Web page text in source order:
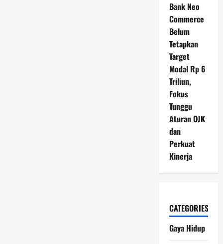
Bank Neo
Commerce
Belum
Tetapkan
Target
Modal Rp 6
Triliun,
Fokus
Tunggu
Aturan OJK
dan
Perkuat
Kinerja
CATEGORIES
Gaya Hidup